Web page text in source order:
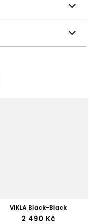
VIKLA Black-Black
2 490 Kč